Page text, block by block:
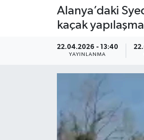
Alanya’daki
kaçak
22.04.2026 - 13:40
YAYINLANMA
Tüm Manşetler